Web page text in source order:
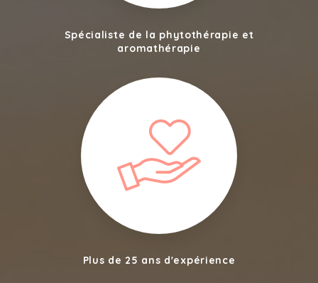
Spécialiste de la phytothérapie et
aromathérapie
Plus de 25 ans d'expérience